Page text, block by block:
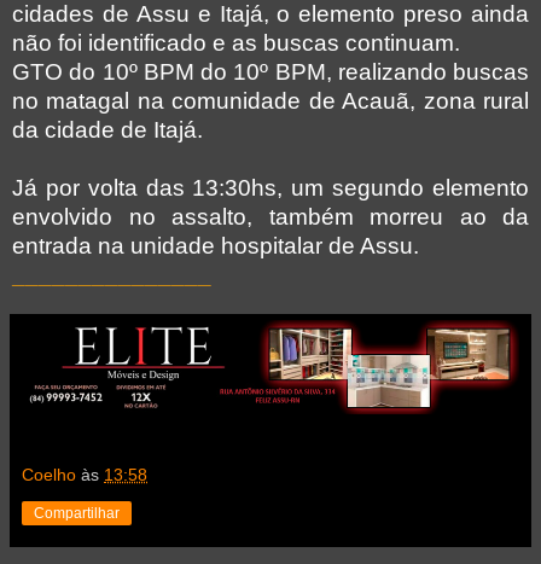
cidades de Assu e Itajá, o elemento preso ainda
não foi identificado e as buscas continuam.
GTO do 10º BPM do 10º BPM, realizando buscas
no matagal na comunidade de Acauã, zona rural
da cidade de Itajá.
Já por volta das 13:30hs, um segundo elemento
envolvido no assalto, também morreu ao da
entrada na unidade hospitalar de Assu.
Coelho às 13:58
Compartilhar